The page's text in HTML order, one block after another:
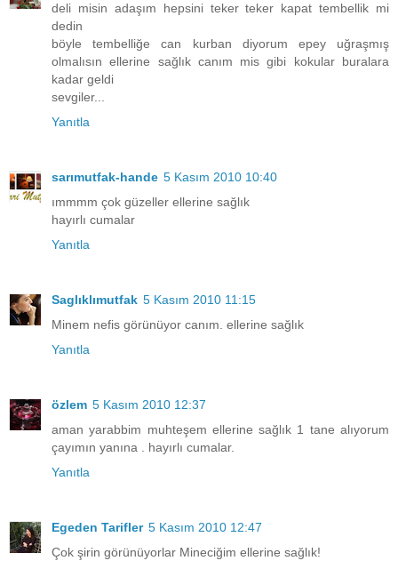
deli misin adaşım hepsini teker teker kapat tembellik mi
dedin
böyle tembelliğe can kurban diyorum epey uğraşmış
olmalısın ellerine sağlık canım mis gibi kokular buralara
kadar geldi
sevgiler...
Yanıtla
sarımutfak-hande 5 Kasım 2010 10:40
ımmmm çok güzeller ellerine sağlık
hayırlı cumalar
Yanıtla
Saglıklımutfak 5 Kasım 2010 11:15
Minem nefis görünüyor canım. ellerine sağlık
Yanıtla
özlem 5 Kasım 2010 12:37
aman yarabbim muhteşem ellerine sağlık 1 tane alıyorum
çayımın yanına . hayırlı cumalar.
Yanıtla
Egeden Tarifler 5 Kasım 2010 12:47
Çok şirin görünüyorlar Mineciğim ellerine sağlık!